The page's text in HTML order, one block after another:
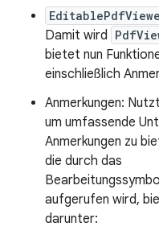
Damit wird
bietet nun
einschließlich
Anmerkungen:
um umfassende
Anmerkungen zu
die durch das
aufgerufen wird,
darunter: